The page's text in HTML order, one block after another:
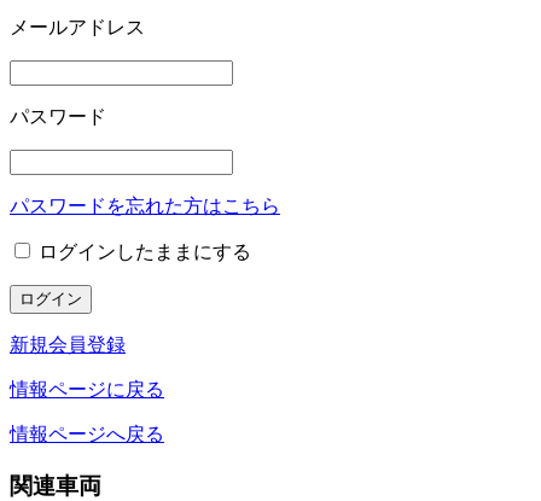
メールアドレス
パスワード
パスワードを忘れた方はこちら
ログインしたままにする
新規会員登録
情報ページに戻る
情報ページへ戻る
関連車両